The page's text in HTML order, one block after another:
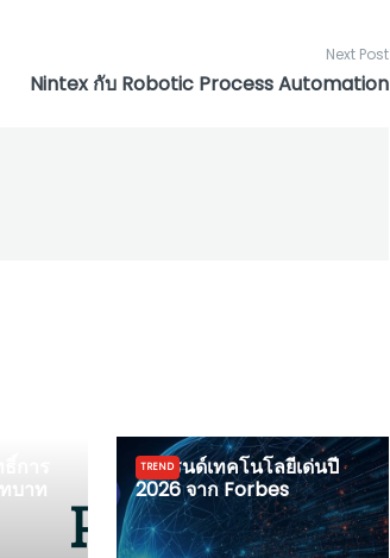
Next Post
Nintex กับ Robotic Process Automation
าร
บาท
5 เทรนด์เทคโนโลยีเด่นปี
2026 จาก Forbes
TREND